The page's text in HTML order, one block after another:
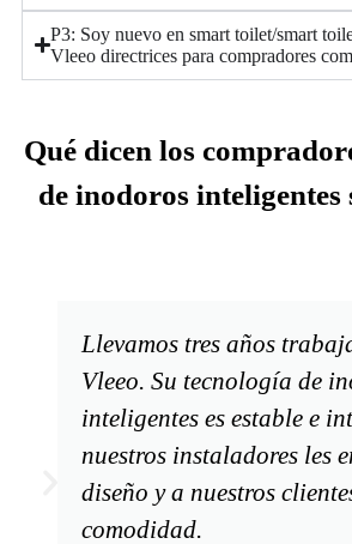
P3: Soy nuevo en smart toilet/smart
Vleeo directrices para compradores
Qué dicen los
de inodoros inteligentes
Llevamos tres años
Vleeo. Su tecnología de
inteligentes es estable e
nuestros instaladores les
diseño y a nuestros
comodidad.